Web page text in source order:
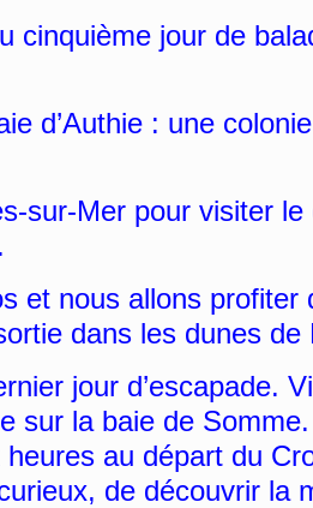
jour de
d’Authie : une
sur-Mer pour visiter
et nous allons
dans les dunes
jour d’escapade.
sur la baie de
au départ du
de découvrir la